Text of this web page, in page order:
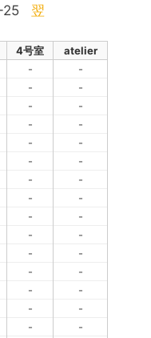
25
翌
4号室
atelier
-
-
-
-
-
-
-
-
-
-
-
-
-
-
-
-
-
-
-
-
-
-
-
-
-
-
-
-
-
-